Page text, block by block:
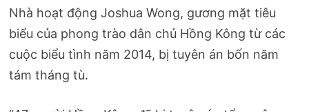
Nhà hoạt động Joshua Wong, gương mặt tiêu
biểu của phong trào dân chủ Hồng Kông từ các
cuộc biểu tình năm 2014, bị tuyên án bốn năm
tám tháng tù.